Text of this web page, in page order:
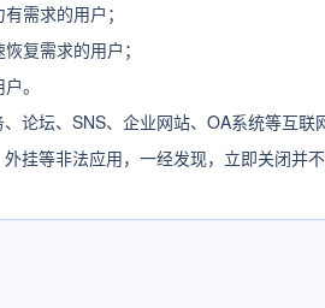
需求的用户；
复需求的用户；
。
论坛、SNS、企业网站、OA系统等互联
挂等非法应用，一经发现，立即关闭并不